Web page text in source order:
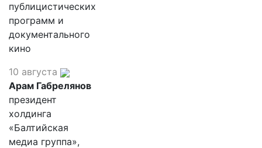
публицистических
программ и
документального
кино
10 августа
Арам Габрелянов
президент
холдинга
«Балтийская
медиа группа»,